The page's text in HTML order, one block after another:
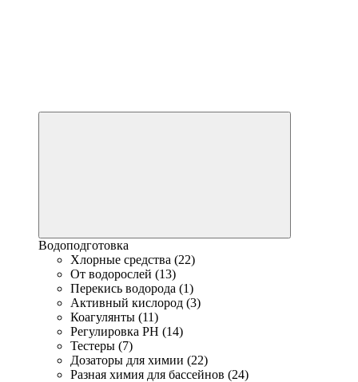
Водоподготовка
Хлорные средства (22)
От водорослей (13)
Перекись водорода (1)
Активный кислород (3)
Коагулянты (11)
Регулировка PH (14)
Тестеры (7)
Дозаторы для химии (22)
Разная химия для бассейнов (24)